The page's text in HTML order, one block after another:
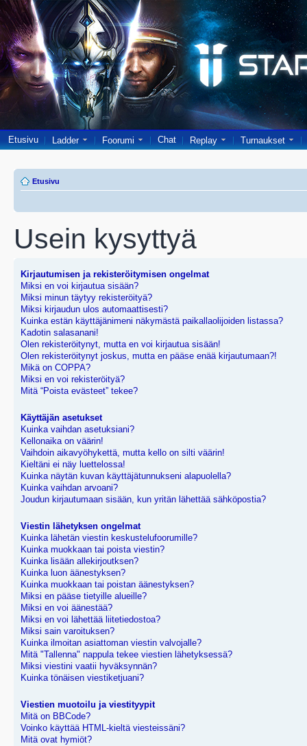
Etusivu Ladder Foorumi Chat Replay Turnaukset
Etusivu
Usein kysyttyä
Kirjautumisen ja rekisteröitymisen ongelmat
Miksi en voi kirjautua sisään?
Miksi minun täytyy rekisteröityä?
Miksi kirjaudun ulos automaattisesti?
Kuinka estän käyttäjänimeni näkymästä paikallaolijoiden listassa?
Kadotin salasanani!
Olen rekisteröitynyt, mutta en voi kirjautua sisään!
Olen rekisteröitynyt joskus, mutta en pääse enää kirjautumaan?!
Mikä on COPPA?
Miksi en voi rekisteröityä?
Mitä “Poista evästeet” tekee?
Käyttäjän asetukset
Kuinka vaihdan asetuksiani?
Kellonaika on väärin!
Vaihdoin aikavyöhykettä, mutta kello on silti väärin!
Kieltäni ei näy luettelossa!
Kuinka näytän kuvan käyttäjätunnukseni alapuolella?
Kuinka vaihdan arvoani?
Joudun kirjautumaan sisään, kun yritän lähettää sähköpostia?
Viestin lähetyksen ongelmat
Kuinka lähetän viestin keskustelufoorumille?
Kuinka muokkaan tai poista viestin?
Kuinka lisään allekirjoutksen?
Kuinka luon äänestyksen?
Kuinka muokkaan tai poistan äänestyksen?
Miksi en pääse tietyille alueille?
Miksi en voi äänestää?
Miksi en voi lähettää liitetiedostoa?
Miksi sain varoituksen?
Kuinka ilmoitan asiattoman viestin valvojalle?
Mitä "Tallenna" nappula tekee viestien lähetyksessä?
Miksi viestini vaatii hyväksynnän?
Kuinka tönäisen viestiketjuani?
Viestien muotoilu ja viestityypit
Mitä on BBCode?
Voinko käyttää HTML-kieltä viesteissäni?
Mitä ovat hymiöt?